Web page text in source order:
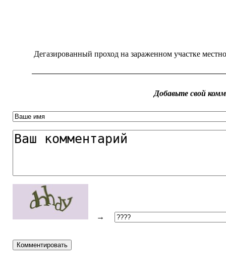
Дегазированный проход на зараженном участке
Добавьте свой
→